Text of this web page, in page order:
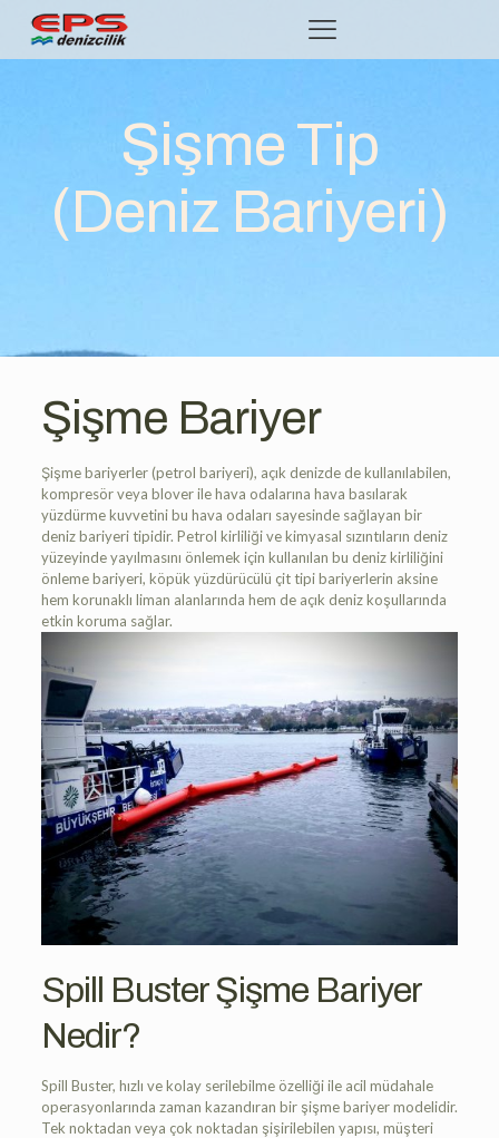
Şişme Tip
(Deniz Bariyeri)
Şişme Bariyer
Şişme bariyerler (petrol bariyeri), açık denizde de kullanılabilen,
kompresör veya blover ile hava odalarına hava basılarak
yüzdürme kuvvetini bu hava odaları sayesinde sağlayan bir
deniz bariyeri tipidir. Petrol kirliliği ve kimyasal sızıntıların deniz
yüzeyinde yayılmasını önlemek için kullanılan bu deniz kirliliğini
önleme bariyeri, köpük yüzdürücülü çit tipi bariyerlerin aksine
hem korunaklı liman alanlarında hem de açık deniz koşullarında
etkin koruma sağlar.
Spill Buster Şişme Bariyer
Nedir?
Spill Buster, hızlı ve kolay serilebilme özelliği ile acil müdahale
operasyonlarında zaman kazandıran bir şişme bariyer modelidir.
Tek noktadan veya çok noktadan şişirilebilen yapısı, müşteri